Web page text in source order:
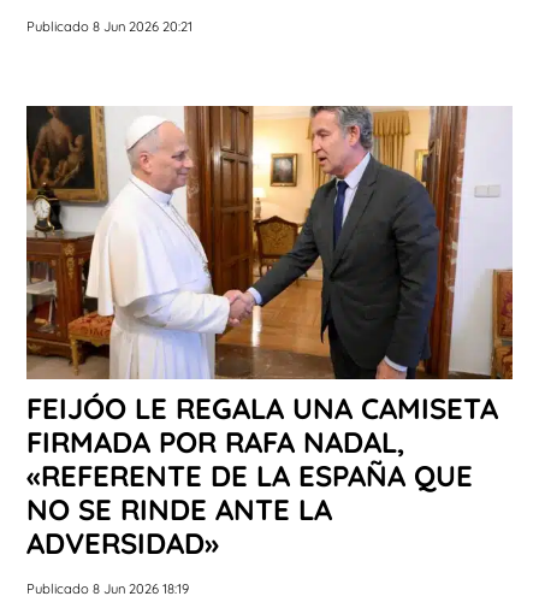
Publicado 8 Jun 2026 20:21
FEIJÓO LE REGALA UNA CAMISETA
FIRMADA POR RAFA NADAL,
«REFERENTE DE LA ESPAÑA QUE
NO SE RINDE ANTE LA
ADVERSIDAD»
Publicado 8 Jun 2026 18:19